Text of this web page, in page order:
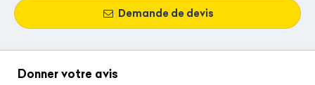
Demande de devis
Donner votre avis